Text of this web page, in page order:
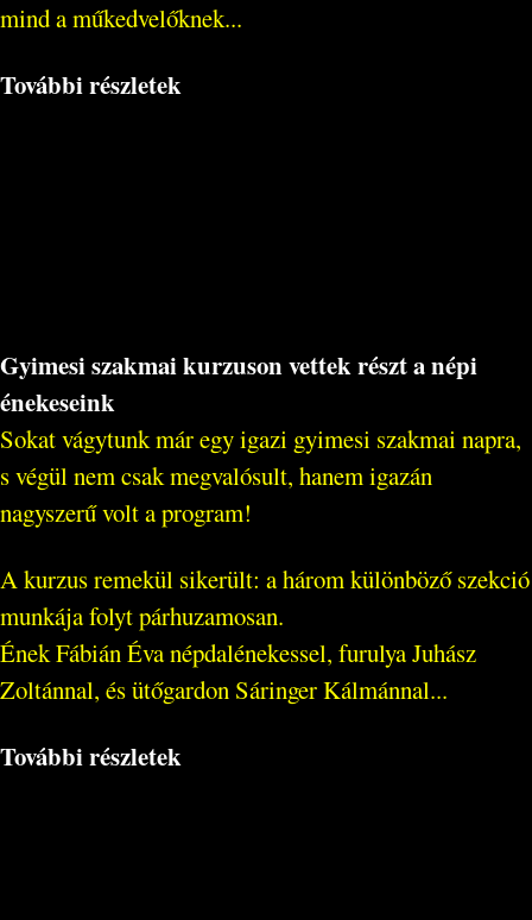
mind a műkedvelőknek...
További részletek
Gyimesi szakmai kurzuson vettek részt a népi
énekeseink
Sokat vágytunk már egy igazi gyimesi szakmai napra,
s végül nem csak megvalósult, hanem igazán
nagyszerű volt a program!
A kurzus remekül sikerült: a három különböző szekció
munkája folyt párhuzamosan.
Ének Fábián Éva népdalénekessel, furulya Juhász
Zoltánnal, és ütőgardon Sáringer Kálmánnal...
További részletek